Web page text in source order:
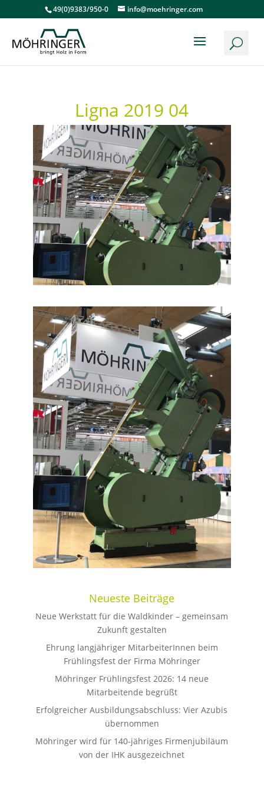
49(0)9383/950-0 info@moehringer.com
Ligna 2019 04
Neueste Beiträge
Neue Werkstatt für die Waldkinder – gemeinsam
Zukunft gestalten
Ehrung langjähriger MitarbeiterInnen beim
Frühlingsfest der Firma Möhringer
Möhringer Frühlingsfest 2026: 14 neue
Mitarbeitende begrüßt
Erfolgreicher Ausbildungsabschluss: Vier Azubis
übernommen
Möhringer wird für 140-jähriges Firmenjubiläum
von der IHK ausgezeichnet